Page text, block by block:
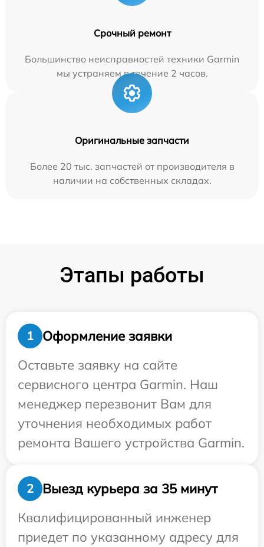
Срочный ремонт
Большинство неисправностей техники Garmin
мы устраняем в течение 2 часов.
Оригинальные запчасти
Более 20 тыс. запчастей от производителя в
наличии на собственных складах.
Этапы работы
1
Оформление заявки
Оставьте заявку на сайте
сервисного центра Garmin. Наш
менеджер перезвонит Вам для
уточнения необходимых работ
ремонта Вашего устройства Garmin.
2
Выезд курьера за 35 минут
Квалифицированный инженер
приедет по указанному адресу для